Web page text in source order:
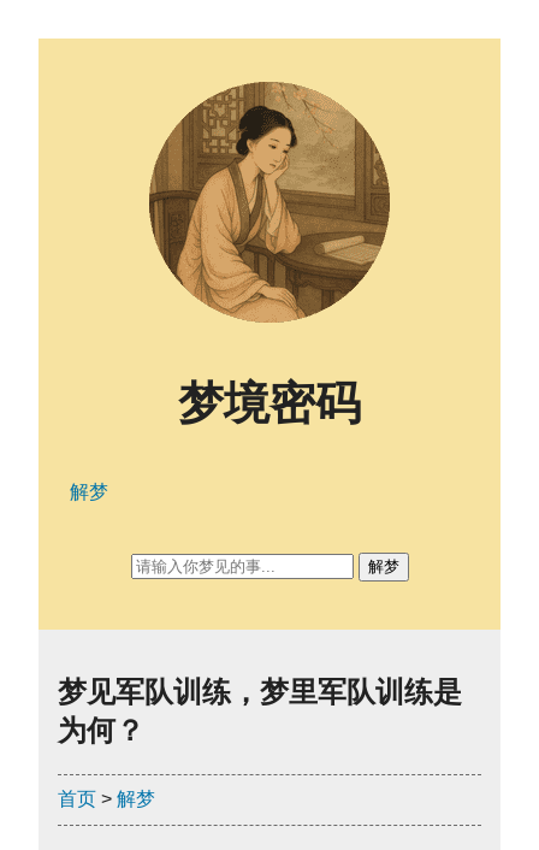
梦见军队训练，梦里军队训练是
为何？
首页 > 解梦
梦境密码
解梦
解梦